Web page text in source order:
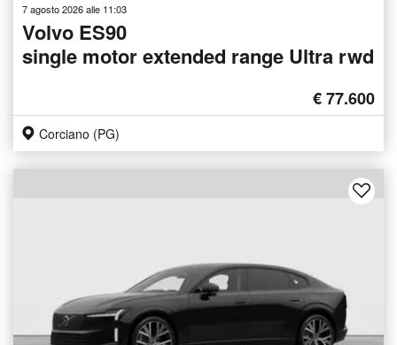
7 agosto 2026 alle 11:03
Volvo ES90
single motor extended range Ultra rwd
€ 77.600
Corciano (PG)